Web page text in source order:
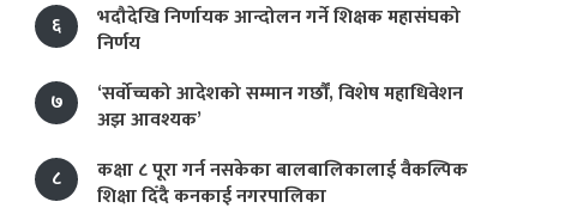
६
भदौदेखि निर्णायक आन्दोलन गर्ने शिक्षक महासंघको
निर्णय
७
‘सर्वोच्चको आदेशको सम्मान गर्छौं, विशेष महाधिवेशन
अझ आवश्यक’
८
कक्षा ८ पूरा गर्न नसकेका बालबालिकालाई वैकल्पिक
शिक्षा दिँदै कनकाई नगरपालिका